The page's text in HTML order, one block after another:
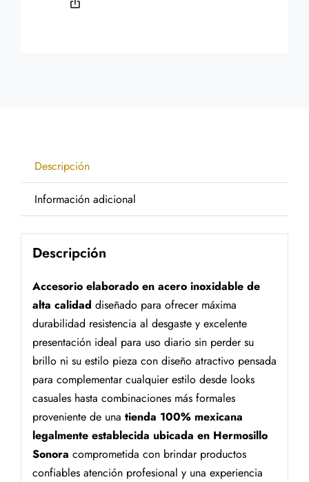
Descripción
Información adicional
Descripción
Accesorio elaborado en acero inoxidable de
alta calidad diseñado para ofrecer máxima
durabilidad resistencia al desgaste y excelente
presentación ideal para uso diario sin perder su
brillo ni su estilo pieza con diseño atractivo pensada
para complementar cualquier estilo desde looks
casuales hasta combinaciones más formales
proveniente de una tienda 100% mexicana
legalmente establecida ubicada en Hermosillo
Sonora comprometida con brindar productos
confiables atención profesional y una experiencia